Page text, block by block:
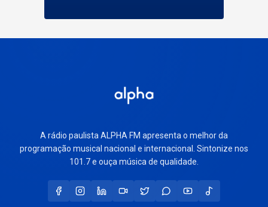
A rádio paulista ALPHA FM apresenta o melhor da
programação musical nacional e internacional. Sintonize nos
101.7 e ouça música de qualidade.